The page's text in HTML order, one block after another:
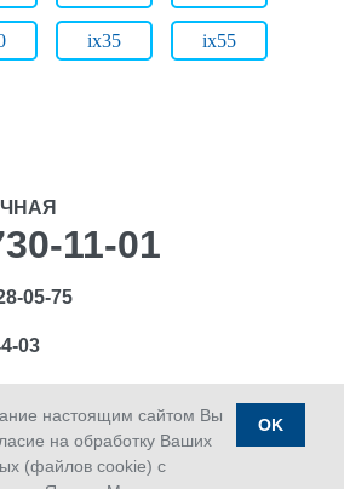
ix35 ix55
настоящим сайтом Вы
на обработку Ваших
(файлов cookie) с
OK
11-01
05-75
03